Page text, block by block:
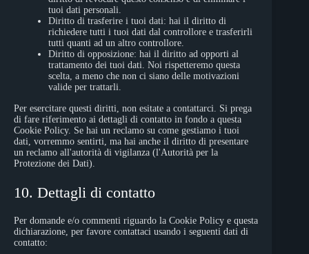
tuoi dati personali.
Diritto di trasferire i tuoi dati: hai il diritto di
richiedere tutti i tuoi dati dal controllore e trasferirli
tutti quanti ad un altro controllore.
Diritto di opposizione: hai il diritto ad opporti al
trattamento dei tuoi dati. Noi rispetteremo questa
scelta, a meno che non ci siano delle motivazioni
valide per trattarli.
Per esercitare questi diritti, non esitate a contattarci. Si prega
di fare riferimento ai dettagli di contatto in fondo a questa
Cookie Policy. Se hai un reclamo su come gestiamo i tuoi
dati, vorremmo sentirti, ma hai anche il diritto di presentare
un reclamo all'autorità di vigilanza (l'Autorità per la
Protezione dei Dati).
10. Dettagli di contatto
Per domande e/o commenti riguardo la Cookie Policy e questa
dichiarazione, per favore contattaci usando i seguenti dati di
contatto: